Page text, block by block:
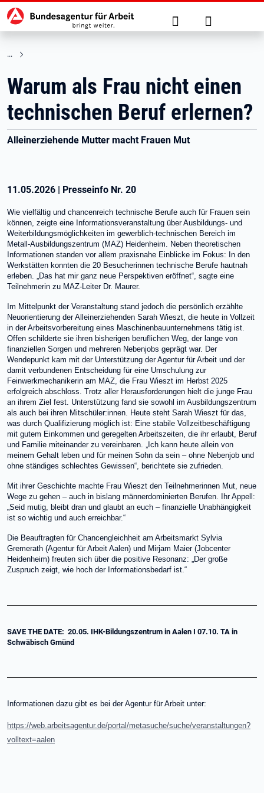
zu den Hauptinhalten springen
Hauptnavigation Suche Anmelden
Warum als Frau nicht einen
technischen Beruf erlernen?
Alleinerziehende Mutter macht Frauen Mut
11.05.2026 | Presseinfo Nr. 20
Wie vielfältig und chancenreich technische Berufe auch für Frauen sein
können, zeigte eine Informationsveranstaltung über Ausbildungs- und
Weiterbildungsmöglichkeiten im gewerblich-technischen Bereich im
Metall-Ausbildungszentrum (MAZ) Heidenheim. Neben theoretischen
Informationen standen vor allem praxisnahe Einblicke im Fokus: In den
Werkstätten konnten die 20 Besucherinnen technische Berufe hautnah
erleben. „Das hat mir ganz neue Perspektiven eröffnet“, sagte eine
Teilnehmerin zu MAZ-Leiter Dr. Maurer.
Im Mittelpunkt der Veranstaltung stand jedoch die persönlich erzählte
Neuorientierung der Alleinerziehenden Sarah Wieszt, die heute in Vollzeit
in der Arbeitsvorbereitung eines Maschinenbauunternehmens tätig ist.
Offen schilderte sie ihren bisherigen beruflichen Weg, der lange von
finanziellen Sorgen und mehreren Nebenjobs geprägt war. Der
Wendepunkt kam mit der Unterstützung der Agentur für Arbeit und der
damit verbundenen Entscheidung für eine Umschulung zur
Feinwerkmechanikerin am MAZ, die Frau Wieszt im Herbst 2025
erfolgreich abschloss. Trotz aller Herausforderungen hielt die junge Frau
an ihrem Ziel fest. Unterstützung fand sie sowohl im Ausbildungszentrum
als auch bei ihren Mitschüler:innen. Heute steht Sarah Wieszt für das,
was durch Qualifizierung möglich ist: Eine stabile Vollzeitbeschäftigung
mit gutem Einkommen und geregelten Arbeitszeiten, die ihr erlaubt, Beruf
und Familie miteinander zu vereinbaren. „Ich kann heute allein von
meinem Gehalt leben und für meinen Sohn da sein – ohne Nebenjob und
ohne ständiges schlechtes Gewissen“, berichtete sie zufrieden.
Mit ihrer Geschichte machte Frau Wieszt den Teilnehmerinnen Mut, neue
Wege zu gehen – auch in bislang männerdominierten Berufen. Ihr Appell:
„Seid mutig, bleibt dran und glaubt an euch – finanzielle Unabhängigkeit
ist so wichtig und auch erreichbar.“
Die Beauftragten für Chancengleichheit am Arbeitsmarkt Sylvia
Gremerath (Agentur für Arbeit Aalen) und Mirjam Maier (Jobcenter
Heidenheim) freuten sich über die positive Resonanz: „Der große
Zuspruch zeigt, wie hoch der Informationsbedarf ist.“
SAVE THE DATE: 20.05. IHK-Bildungszentrum in Aalen I 07.10. TA in
Schwäbisch Gmünd
Informationen dazu gibt es bei der Agentur für Arbeit unter:
https://web.arbeitsagentur.de/portal/metasuche/suche/veranstaltungen?
volltext=aalen